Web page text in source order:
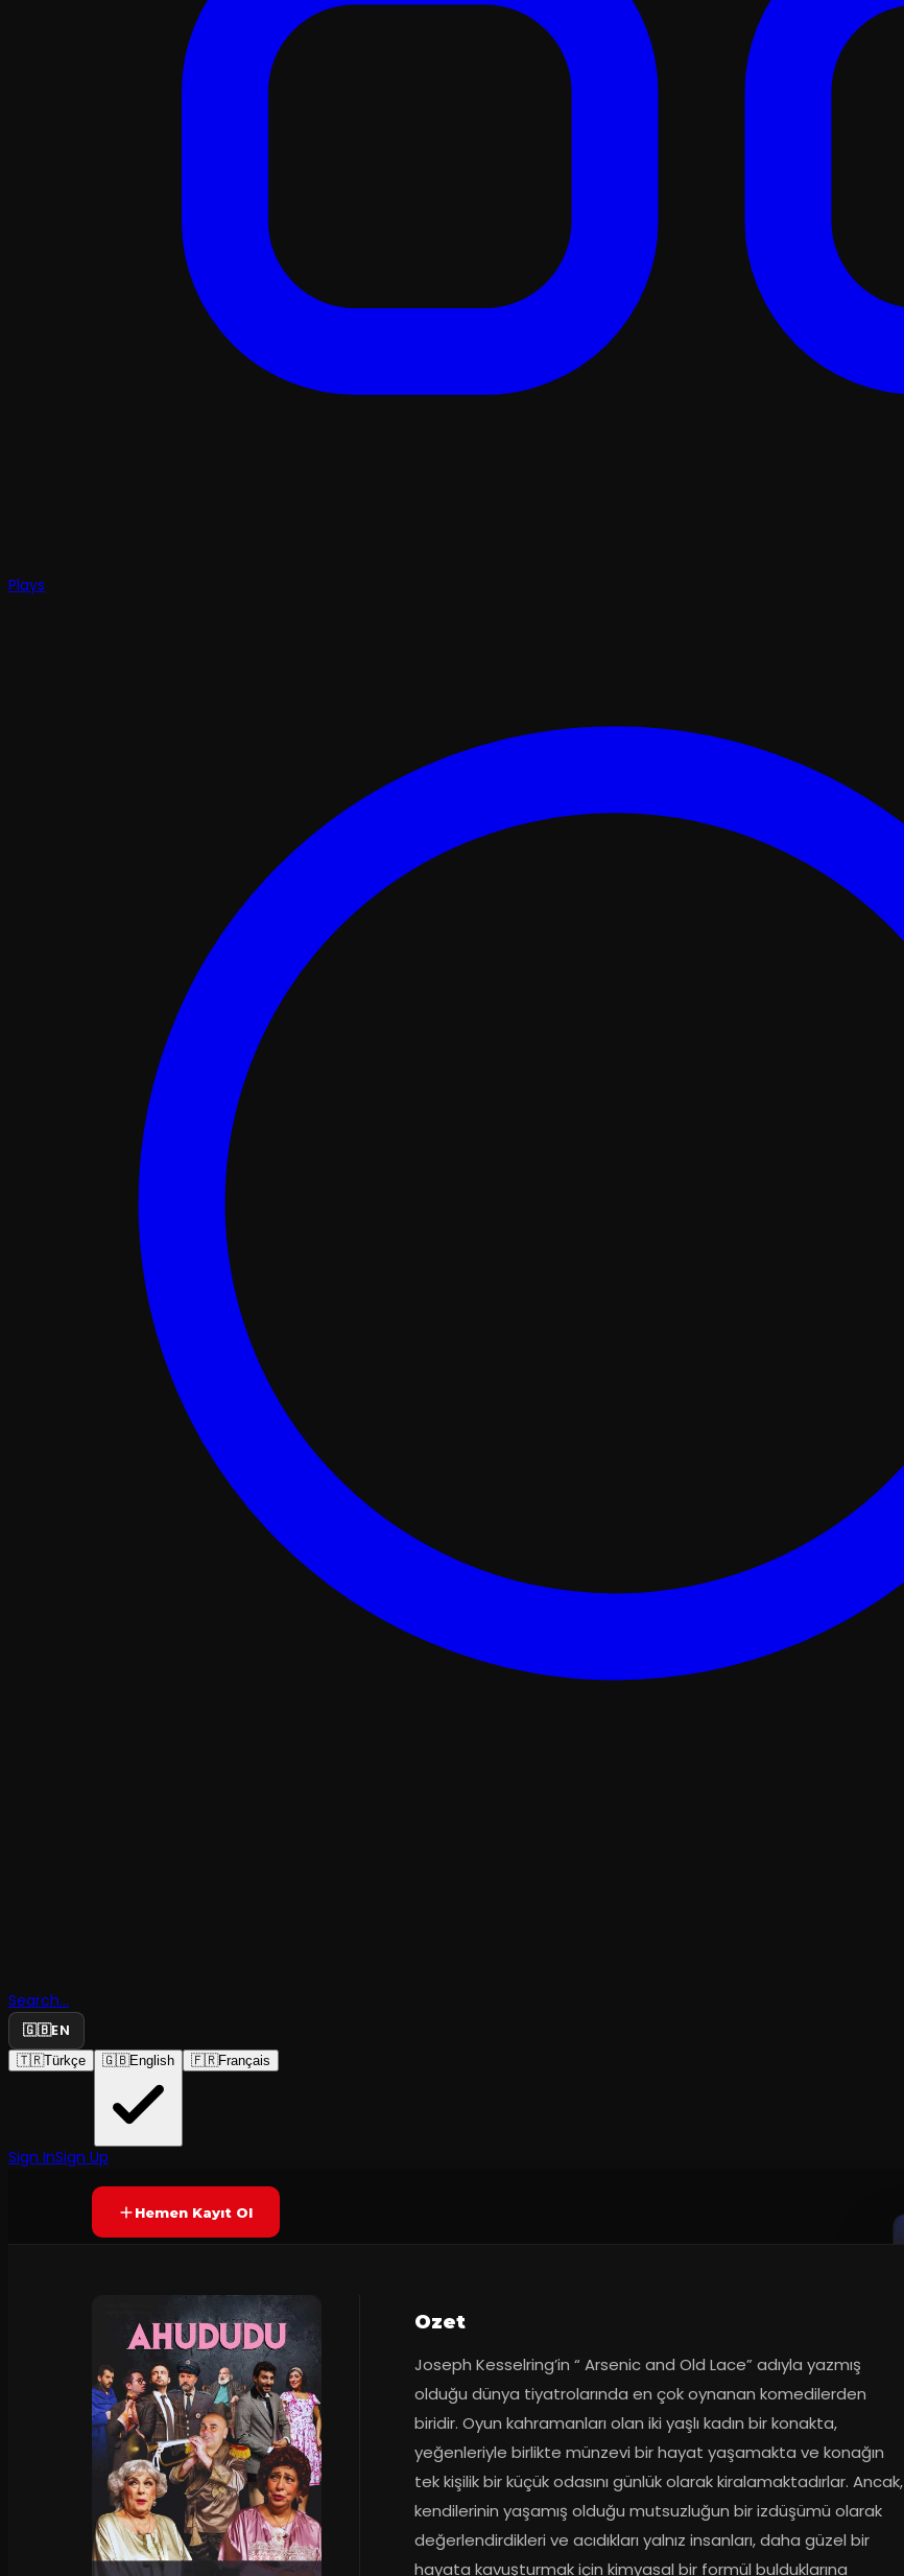
Plays
Search...
🇬🇧EN
🇹🇷Türkçe 🇬🇧English 🇫🇷Français
Sign InSign Up
Ahududu
Tiyatrokare
YAKINDA
Hemen Kayıt Ol
Ozet
Joseph Kesselring’in “ Arsenic and Old Lace” adıyla yazmış
olduğu dünya tiyatrolarında en çok oynanan komedilerden
biridir. Oyun kahramanları olan iki yaşlı kadın bir konakta,
yeğenleriyle birlikte münzevi bir hayat yaşamakta ve konağın
tek kişilik bir küçük odasını günlük olarak kiralamaktadırlar. Ancak,
kendilerinin yaşamış olduğu mutsuzluğun bir izdüşümü olarak
değerlendirdikleri ve acıdıkları yalnız insanları, daha güzel bir
hayata kavuşturmak için kimyasal bir formül bulduklarına